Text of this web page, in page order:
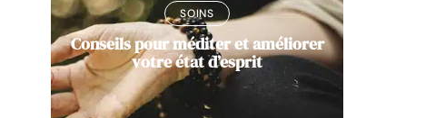
SOINS
Conseils pour méditer et améliorer
votre état d’esprit